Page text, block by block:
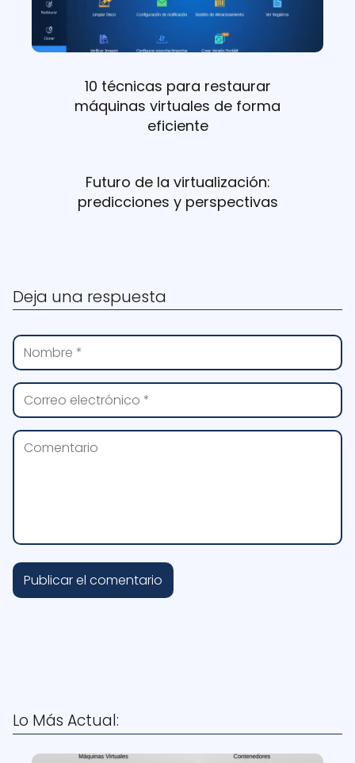
10 técnicas para restaurar
máquinas virtuales de forma
eficiente
Futuro de la virtualización:
predicciones y perspectivas
Deja una respuesta
Lo Más Actual: